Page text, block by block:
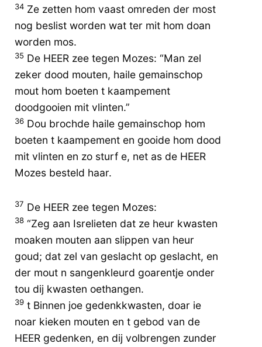
34 Ze zetten hom vaast omreden der most
nog beslist worden wat ter mit hom doan
worden mos.
35 De HEER zee tegen Mozes: “Man zel
zeker dood mouten, haile gemainschop
mout hom boeten t kaampement
doodgooien mit vlinten.”
36 Dou brochde haile gemainschop hom
boeten t kaampement en gooide hom dood
mit vlinten en zo sturf e, net as de HEER
Mozes besteld haar.
37 De HEER zee tegen Mozes:
38 “Zeg aan Isrelieten dat ze heur kwasten
moaken mouten aan slippen van heur
goud; dat zel van geslacht op geslacht, en
der mout n sangenkleurd goarentje onder
tou dij kwasten oethangen.
39 t Binnen joe gedenkkwasten, doar ie
noar kieken mouten en t gebod van de
HEER gedenken, en dij volbrengen zunder